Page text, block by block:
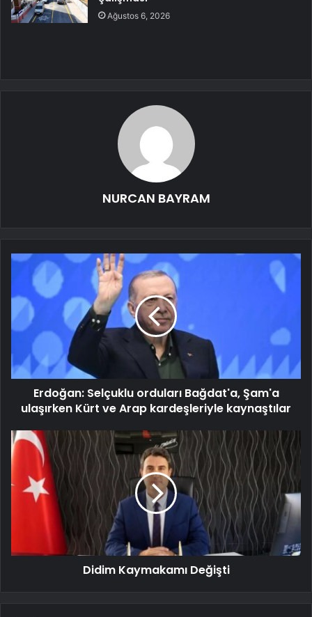
Ağustos 6, 2026
NURCAN BAYRAM
Erdoğan: Selçuklu orduları Bağdat'a, Şam'a
ulaşırken Kürt ve Arap kardeşleriyle kaynaştılar
Didim Kaymakamı Değişti